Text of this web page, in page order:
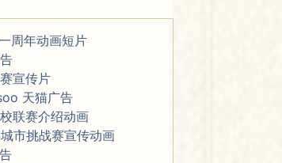
周年动画短片
宣传片
天猫广告
联赛介绍动画
市挑战赛宣传动画